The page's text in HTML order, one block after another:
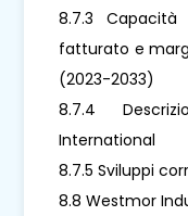
8.7.3
fatturato e
(2023-2033)
8.7.4
International
8.7.5 Sviluppi
8.8 Westmor